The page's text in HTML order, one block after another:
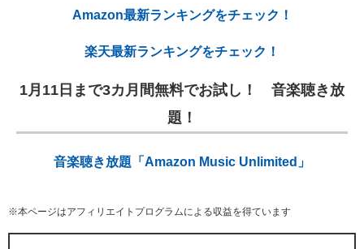
Amazon最新ランキングをチェック！
楽天最新ランキングをチェック！
1月11日まで3カ月間無料でお試し！ 音楽聴き放
題！
音楽聴き放題「Amazon Music Unlimited」
※本ページはアフィリエイトプログラムによる収益を得ています